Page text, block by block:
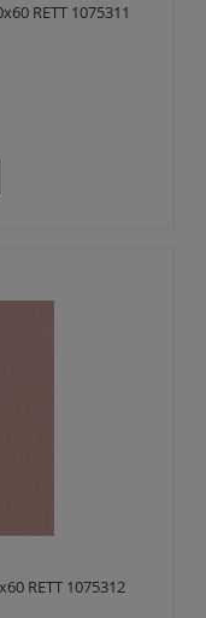
RETT 1075311
RETT 1075312